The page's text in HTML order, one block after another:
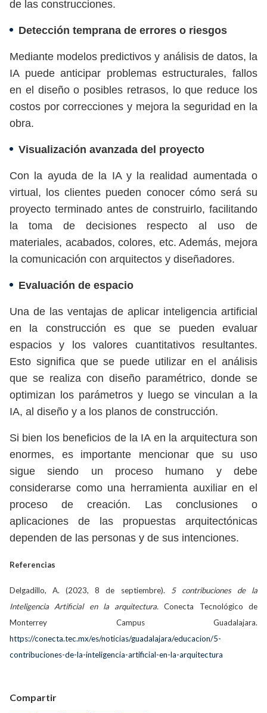
de las construcciones.
Detección temprana de errores o riesgos
Mediante modelos predictivos y análisis de datos, la
IA puede anticipar problemas estructurales, fallos
en el diseño o posibles retrasos, lo que reduce los
costos por correcciones y mejora la seguridad en la
obra.
Visualización avanzada del proyecto
Con la ayuda de la IA y la realidad aumentada o
virtual, los clientes pueden conocer cómo será su
proyecto terminado antes de construirlo, facilitando
la toma de decisiones respecto al uso de
materiales, acabados, colores, etc. Además, mejora
la comunicación con arquitectos y diseñadores.
Evaluación de espacio
Una de las ventajas de aplicar inteligencia artificial
en la construcción es que se pueden evaluar
espacios y los valores cuantitativos resultantes.
Esto significa que se puede utilizar en el análisis
que se realiza con diseño paramétrico, donde se
optimizan los parámetros y luego se vinculan a la
IA, al diseño y a los planos de construcción.
Si bien los beneficios de la IA en la arquitectura son
enormes, es importante mencionar que su uso
sigue siendo un proceso humano y debe
considerarse como una herramienta auxiliar en el
proceso de creación. Las conclusiones o
aplicaciones de las propuestas arquitectónicas
dependen de las personas y de sus intenciones.
Referencias
Delgadillo, A. (2023, 8 de septiembre). 5 contribuciones de la
Inteligencia Artificial en la arquitectura. Conecta Tecnológico de
Monterrey Campus Guadalajara.
https://conecta.tec.mx/es/noticias/guadalajara/educacion/5-
contribuciones-de-la-inteligencia-artificial-en-la-arquitectura
Compartir